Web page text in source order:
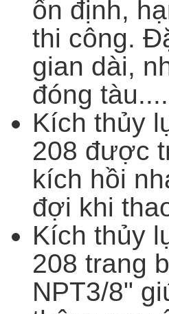
ổn định,
thi công.
gian dài,
đóng tàu....
Kích thủy
208 được
kích hồi
đợi khi
Kích thủy
208 trang
NPT3/8"